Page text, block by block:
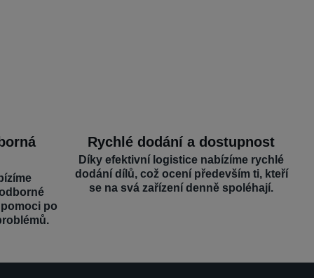
po
Rychlé dodání a dostupnost
Díky efektivní logistice nabízíme rychlé
dodání dílů, což ocení především ti, kteří
se na svá zařízení denně spoléhají.